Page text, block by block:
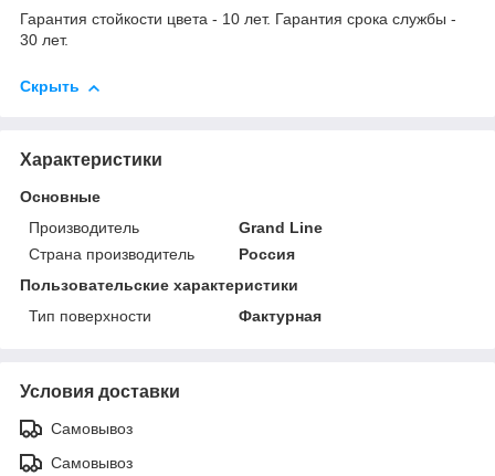
Гарантия стойкости цвета - 10 лет. Гарантия срока службы -
30 лет.
Скрыть
Характеристики
Основные
Производитель
Grand Line
Страна производитель
Россия
Пользовательские характеристики
Тип поверхности
Фактурная
Условия доставки
Самовывоз
Самовывоз